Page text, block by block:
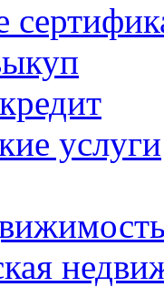
услуги